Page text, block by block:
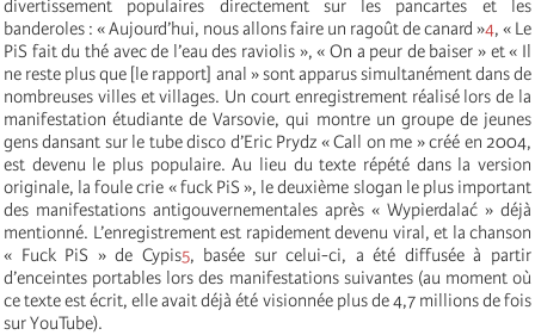
divertissement populaires directement sur les pancartes et les
banderoles : « Aujourd’hui, nous allons faire un ragoût de canard »4, « Le
PiS fait du thé avec de l’eau des raviolis », « On a peur de baiser » et « Il
ne reste plus que [le rapport] anal » sont apparus simultanément dans de
nombreuses villes et villages. Un court enregistrement réalisé lors de la
manifestation étudiante de Varsovie, qui montre un groupe de jeunes
gens dansant sur le tube disco d’Eric Prydz « Call on me » créé en 2004,
est devenu le plus populaire. Au lieu du texte répété dans la version
originale, la foule crie « fuck PiS », le deuxième slogan le plus important
des manifestations antigouvernementales après « Wypierdalać » déjà
mentionné. L’enregistrement est rapidement devenu viral, et la chanson
« Fuck PiS » de Cypis5, basée sur celui-ci, a été diffusée à partir
d’enceintes portables lors des manifestations suivantes (au moment où
ce texte est écrit, elle avait déjà été visionnée plus de 4,7 millions de fois
sur YouTube).